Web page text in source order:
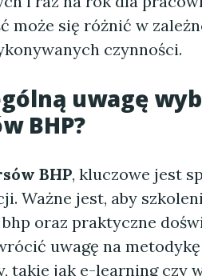
może się różnić w
czynności.
uwagę
BHP?
BHP, kluczowe jest
Ważne jest, aby
oraz praktyczne
uwagę na
takie jak e-learning czy